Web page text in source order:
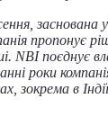
заснована
пропонує
NBI
зокрема в